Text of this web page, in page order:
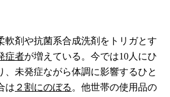
軟剤や抗菌系合成洗剤をトリガとす
症者が増えている。今では10人にひ
、未発症ながら体調に影響するひと
は ２割にのぼる 。他世帯の使用品の